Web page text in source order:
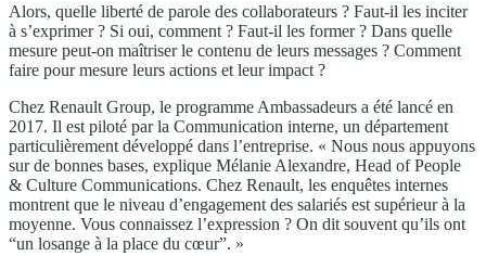
Alors, quelle liberté de parole des collaborateurs ? Faut-il les inciter
à s’exprimer ? Si oui, comment ? Faut-il les former ? Dans quelle
mesure peut-on maîtriser le contenu de leurs messages ? Comment
faire pour mesure leurs actions et leur impact ?
Chez Renault Group, le programme Ambassadeurs a été lancé en
2017. Il est piloté par la Communication interne, un département
particulièrement développé dans l’entreprise. « Nous nous appuyons
sur de bonnes bases, explique Mélanie Alexandre, Head of People
& Culture Communications. Chez Renault, les enquêtes internes
montrent que le niveau d’engagement des salariés est supérieur à la
moyenne. Vous connaissez l’expression ? On dit souvent qu’ils ont
“un losange à la place du cœur”. »